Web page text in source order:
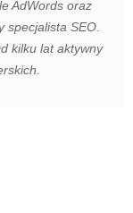
AdWords oraz
specjalista SEO.
kilku lat aktywny